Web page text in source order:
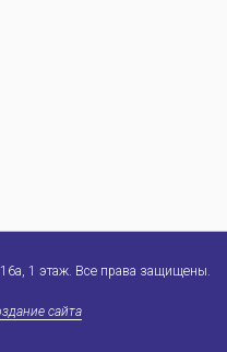
1 этаж. Все права защищены.
сайта